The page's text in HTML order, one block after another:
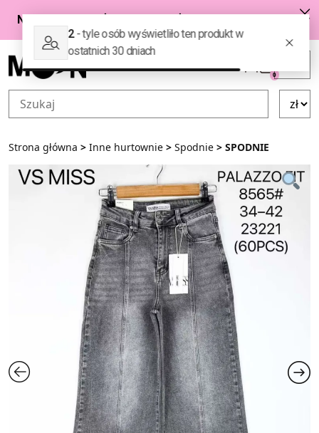
Przejdź do zawartości
0
Strona główna > Inne hurtownie > Spodnie > SPODNIE